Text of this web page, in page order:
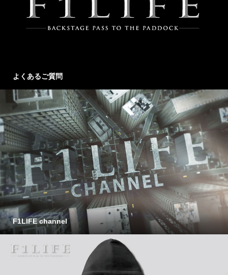
よくあるご質問
F1LIFE channel